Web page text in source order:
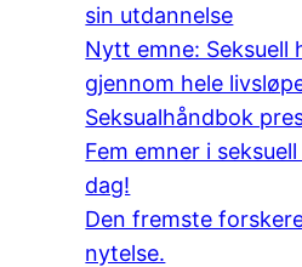
sin utdannelse
Nytt emne: Seksuell
gjennom hele
Seksualhåndbok
Fem emner i
dag!
Den fremste
nytelse.